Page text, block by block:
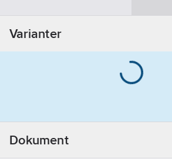
Varianter
Dokument